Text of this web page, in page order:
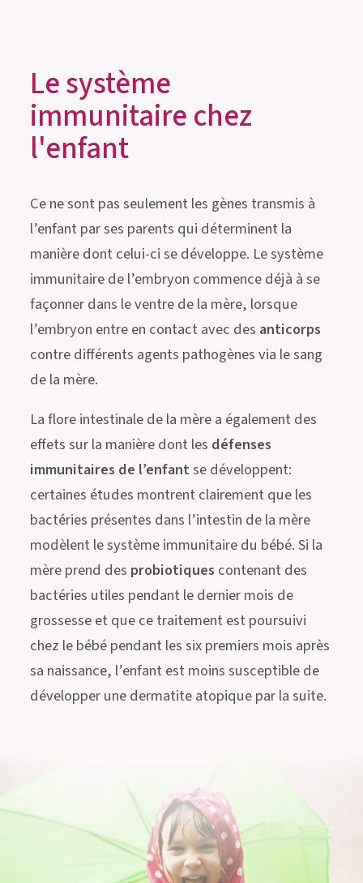
Le système
immunitaire chez
l'enfant
Ce ne sont pas seulement les gènes transmis à
l’enfant par ses parents qui déterminent la
manière dont celui-ci se développe. Le système
immunitaire de l’embryon commence déjà à se
façonner dans le ventre de la mère, lorsque
l’embryon entre en contact avec des anticorps
contre différents agents pathogènes via le sang
de la mère.
La flore intestinale de la mère a également des
effets sur la manière dont les défenses
immunitaires de l’enfantse développent:
certaines études montrent clairement que les
bactéries présentes dans l’intestin de la mère
modèlent le système immunitaire du bébé. Si la
mère prend des probiotiques contenant des
bactéries utiles pendant le dernier mois de
grossesse et que ce traitement est poursuivi
chez le bébé pendant les six premiers mois après
sa naissance, l’enfant est moins susceptible de
développer une dermatite atopique par la suite.